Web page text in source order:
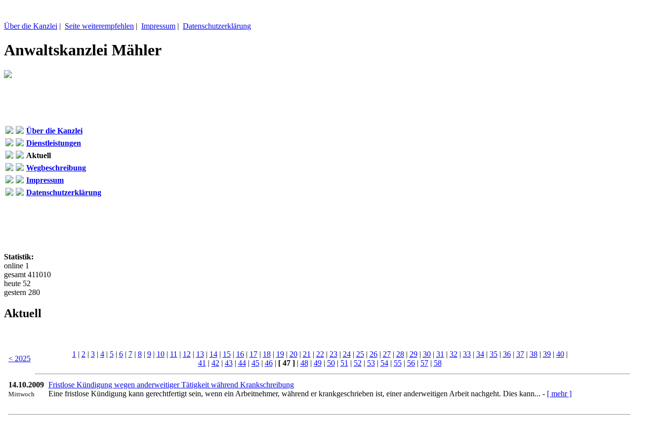
Über die Kanzlei | Seite weiterempfehlen | Impressum | Datenschutzerklärung
Anwaltskanzlei Mähler
Über die Kanzlei
Dienstleistungen
Aktuell
Wegbeschreibung
Impressum
Datenschutzerklärung
Statistik:
online 1
gesamt 411010
heute 52
gestern 280
Aktuell
< 2025
1 | 2 | 3| 4| 5| 6| 7| 8| 9| 10| 11 | 12 | 13| 14| 15| 16| 17| 18| 19| 20| 21 | 22 | 23| 24| 25| 26| 27| 28| 29| 30| 31 | 32 | 33| 34| 35| 36| 37| 38| 39| 40|
41 | 42 | 43| 44| 45| 46| [ 47 ]| 48| 49| 50| 51 | 52 | 53| 54| 55| 56| 57| 58
14.10.2009
Mittwoch
Fristlose Kündigung wegen anderweitiger Tätigkeit während Krankschreibung
Eine fristlose Kündigung kann gerechtfertigt sein, wenn ein Arbeitnehmer, während er krankgeschrieben ist, einer anderweitigen Arbeit nachgeht. Dies kann... - [ mehr ]